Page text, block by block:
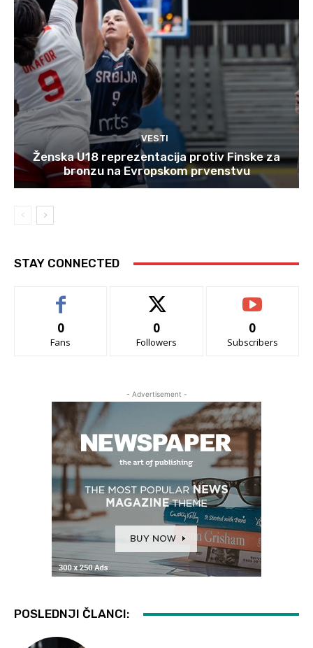
VESTI
Ženska U18 reprezentacija protiv Finske za
bronzu na Evropskom prvenstvu
STAY CONNECTED
0
Fans
0
Followers
0
Subscribers
- Advertisement -
POSLEDNJI ČLANCI: